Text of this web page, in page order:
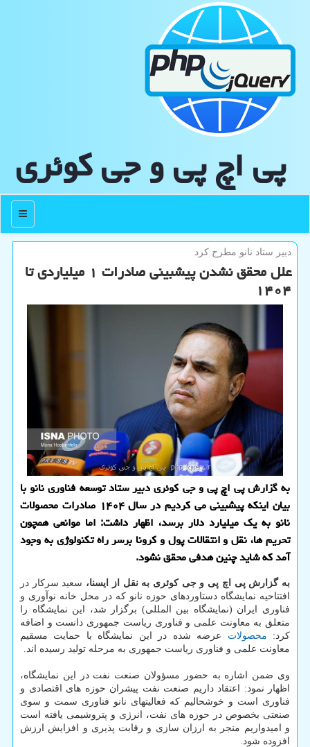
پی اچ پی و جی كوئری
منو
دبیر ستاد نانو مطرح كرد
علل محقق نشدن پیشبینی صادرات ۱ میلیاردی تا
۱۴۰۴
به گزارش پی اچ پی و جی کوئری دبیر ستاد توسعه فناوری نانو با
بیان اینکه پیشبینی می کردیم در سال ۱۴۰۴ صادرات محصولات
نانو به یک میلیارد دلار برسد، اظهار داشت: اما موانعی همچون
تحریم ها، نقل و انتقالات پول و کرونا برسر راه تکنولوژی به وجود
آمد که شاید چنین هدفی محقق نشود.
به گزارش پی اچ پی و جی کوئری به نقل از ایسنا، سعید سرکار در
افتتاحیه نمایشگاه دستاوردهای حوزه نانو که در محل خانه نوآوری و
فناوری ایران (نمایشگاه بین المللی) برگزار شد، این نمایشگاه را
متعلق به معاونت علمی و فناوری ریاست جمهوری دانست و اضافه
کرد: محصولات عرضه شده در این نمایشگاه با حمایت مسقیم
معاونت علمی و فناوری ریاست جمهوری به مرحله تولید رسیده اند.
وی ضمن اشاره به حضور مسؤولان صنعت نفت در این نمایشگاه،
اظهار نمود: اعتقاد داریم صنعت نفت پیشران حوزه های اقتصادی و
فناوری است و خوشحالیم که فعالیتهای نانو فناوری سمت و سوی
صنعتی بخصوص در حوزه های نفت، انرژی و پتروشیمی یافته است
و امیدواریم منجر به ارزان سازی و رقابت پذیری و افزایش ارزش
افزوده شود.